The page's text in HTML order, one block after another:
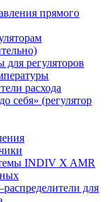
прямого
регуляторов
расхода
себя» (регулятор
INDIV X AMR
для